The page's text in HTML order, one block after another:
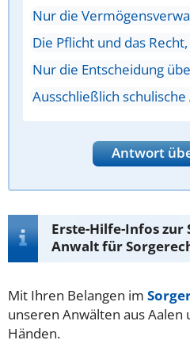
Nur die
Die Pflicht und das
Nur die Entscheidung
Ausschließlich
Antwort
Erste-Hilfe-Infos zur
Anwalt für
Mit Ihren Belangen im
unseren Anwälten aus Aalen
Händen.